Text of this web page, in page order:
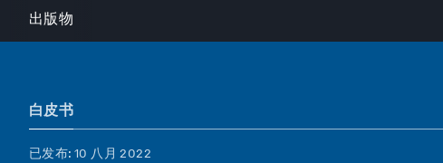
出版物
白皮书
已发布: 10 八月 2022